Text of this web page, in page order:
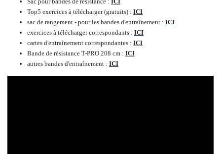
Top5 exercices à télécharger (gratuits) : ICI
sac de rangement - pour les bandes d'entraînement : ICI
exercices à télécharger correspondants : ICI
cartes d'entraînement correspondantes : ICI
Bande de résistance T-PRO 208 cm : ICI
autres bandes d'entraînement : ICI